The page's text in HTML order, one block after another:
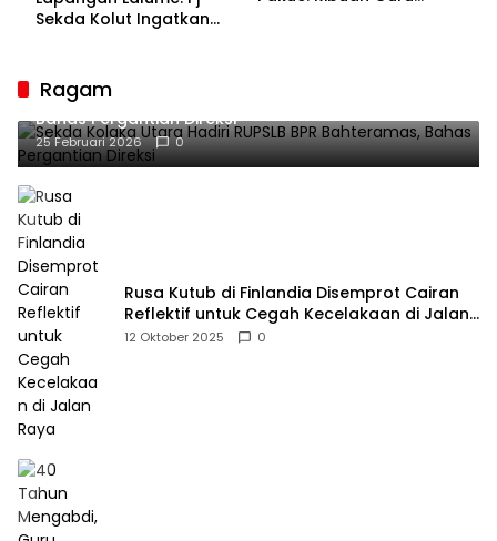
Sekda Kolut Ingatkan
Ragam
Sekda Kolaka Utara Hadiri RUPSLB BPR Bahteramas,
Bahas Pergantian Direksi
25 Februari 2026 0
Rusa Kutub di Finlandia Disemprot Cairan
Reflektif untuk Cegah Kecelakaan di Jalan
Raya
12 Oktober 2025 0